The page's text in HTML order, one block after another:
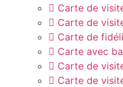
Carte de
Carte de
Carte de
Carte avec
Carte de
Carte de